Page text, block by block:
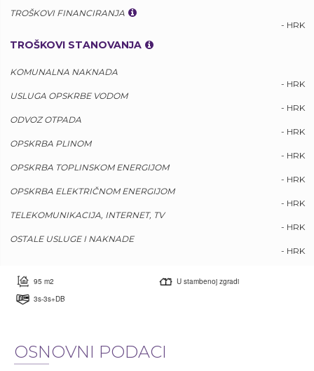
TROŠKOVI FINANCIRANJA
- HRK
TROŠKOVI STANOVANJA
KOMUNALNA NAKNADA
- HRK
USLUGA OPSKRBE VODOM
- HRK
ODVOZ OTPADA
- HRK
OPSKRBA PLINOM
- HRK
OPSKRBA TOPLINSKOM ENERGIJOM
- HRK
OPSKRBA ELEKTRIČNOM ENERGIJOM
- HRK
TELEKOMUNIKACIJA, INTERNET, TV
- HRK
OSTALE USLUGE I NAKNADE
- HRK
95 m2
U stambenoj zgradi
3s-3s+DB
OSNOVNI PODACI